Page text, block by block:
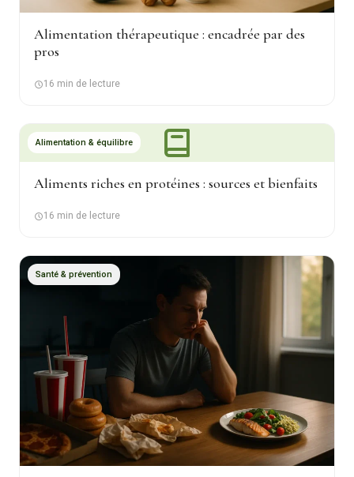
Alimentation thérapeutique : encadrée par des
pros
16 min de lecture
Alimentation & équilibre
Aliments riches en protéines : sources et bienfaits
16 min de lecture
Santé & prévention